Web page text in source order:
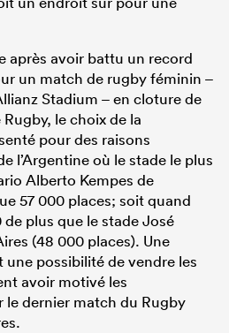
après avoir battu un record
un match de rugby féminin –
Stadium – en cloture de
le choix de la
pour des raisons
l’Argentine où le stade le plus
Alberto Kempes de
57 000 places; soit quand
plus que le stade José
(48 000 places). Une
possibilité de vendre les
avoir motivé les
le dernier match du Rugby